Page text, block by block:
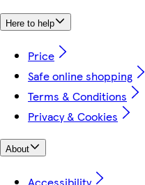
Here to help
Price
Safe online shopping
Terms & Conditions
Privacy & Cookies
About